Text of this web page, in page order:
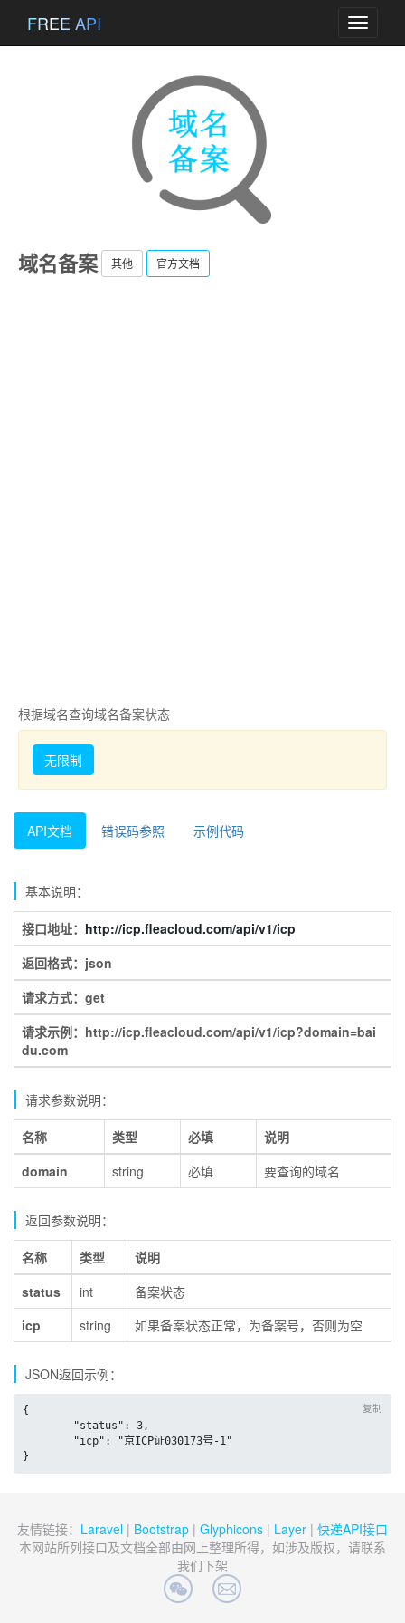
Toggle
FREE API
域名备案 其他 官方文档
根据域名查询域名备案状态
无限制
API文档 错误码参照 示例代码
基本说明：
接口地址： http://icp.fleacloud.com/api/v1/icp
返回格式：json
请求方式：get
请求示例：http://icp.fleacloud.com/api/v1/icp?domain=bai
du.com
请求参数说明：
名称 类型 必填
说明
domain
string 必填 要查询的域名
返回参数说明：
名称 类型
说明
status
int
备案状态
icp
string 如果备案状态正常，为备案号，否则为空
JSON返回示例：
复制
{
}
友情链接： Laravel | Bootstrap | Glyphicons | Layer | 快递API接口
本网站所列接口及文档全部由网上整理所得，如涉及版权，请联系
我们下架